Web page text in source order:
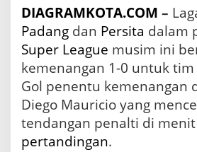
n
g
d
i
a
g
a
a
DIAGRAMKOTA.COM –
Padang dan Persita
Super League musim ini
kemenangan 1-0 untuk
Gol penentu kemenangan
Diego Mauricio yang
pertandingan.